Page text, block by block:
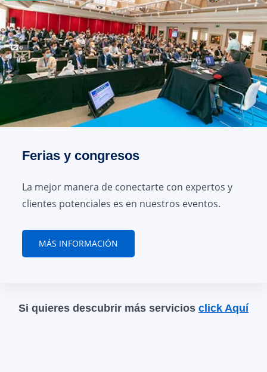
Ferias y congresos
La mejor manera de conectarte con expertos y
clientes potenciales es en nuestros eventos.
MÁS INFORMACIÓN
Si quieres descubrir más servicios click Aquí